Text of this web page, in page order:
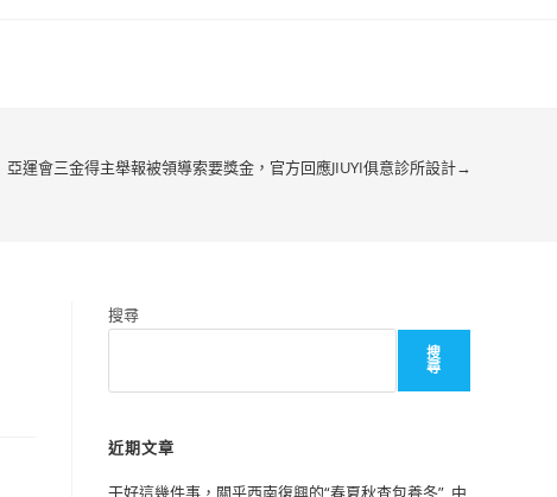
亞運會三金得主舉報被領導索要獎金，官方回應JIUYI俱意診所設計→
搜尋
搜
尋
近期文章
干好這幾件事，關乎西南復興的“春夏秋查包養冬”_中